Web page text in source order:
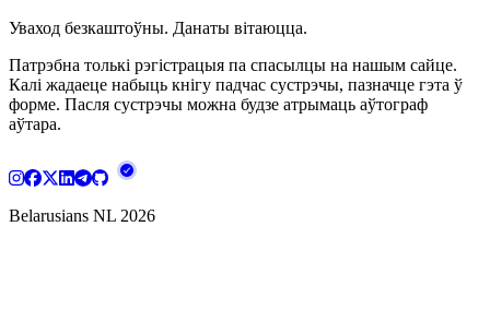
Уваход безкаштоўны. Данаты вітаюцца.
Патрэбна толькі рэгістрацыя па спасылцы на нашым сайце.
Калі жадаеце набыць кнігу падчас сустрэчы, пазначце гэта ў
форме. Пасля сустрэчы можна будзе атрымаць аўтограф
аўтара.
Belarusians NL 2026